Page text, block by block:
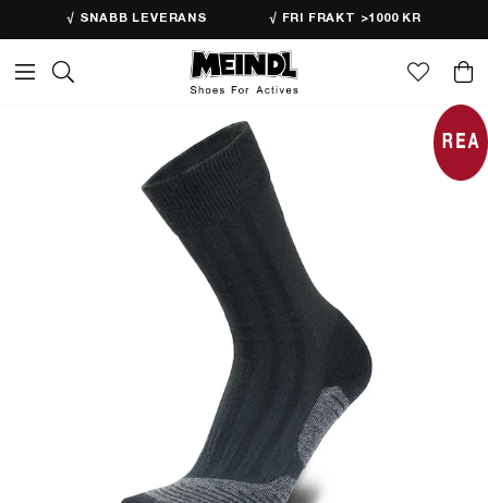
√ SNABB LEVERANS √ FRI FRAKT >1000 KR